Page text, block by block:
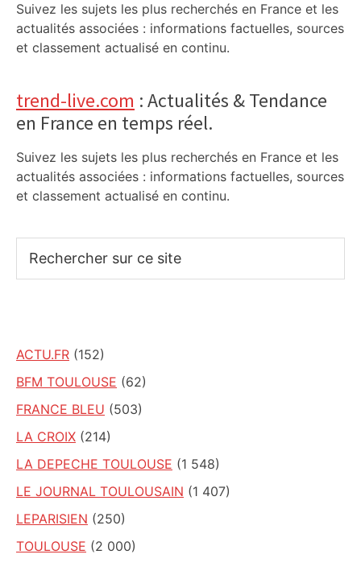
Suivez les sujets les plus recherchés en France et les
actualités associées : informations factuelles, sources
et classement actualisé en continu.
trend-live.com : Actualités & Tendance
en France en temps réel.
Suivez les sujets les plus recherchés en France et les
actualités associées : informations factuelles, sources
et classement actualisé en continu.
sur
ACTU.FR (152)
BFM TOULOUSE (62)
FRANCE BLEU (503)
LA CROIX (214)
LA DEPECHE TOULOUSE (1 548)
LE JOURNAL TOULOUSAIN (1 407)
LEPARISIEN (250)
TOULOUSE (2 000)